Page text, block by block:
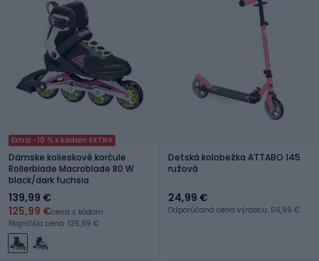
Extra -10 % s kódom EXTRA
Dámske kolieskové korčule
Rollerblade Macroblade 80 W
black/dark fuchsia
139,99 €
125,99 €cena s kódom
Najnižšia cena: 125,99 €
Detská kolobežka ATTABO 145
ružová
24,99 €
Odporúčaná cena výrobcu: 56,99 €